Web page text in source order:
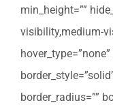
min_height=””
visibility,medium-
border_radius=””